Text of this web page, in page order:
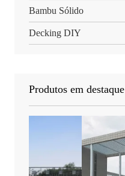
Bambu Sólido
Decking DIY
Produtos em destaque